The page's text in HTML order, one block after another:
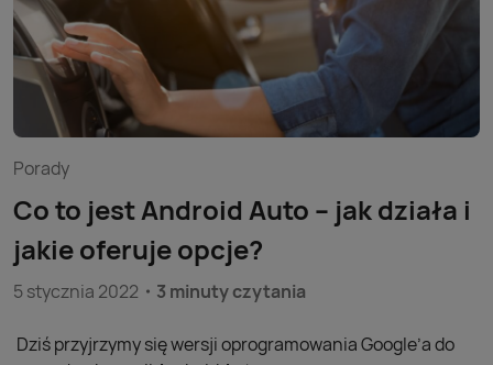
Porady
Co to jest Android Auto – jak działa i
jakie oferuje opcje?
5 stycznia 2022 3 minuty czytania
Dziś przyjrzymy się wersji oprogramowania Google’a do